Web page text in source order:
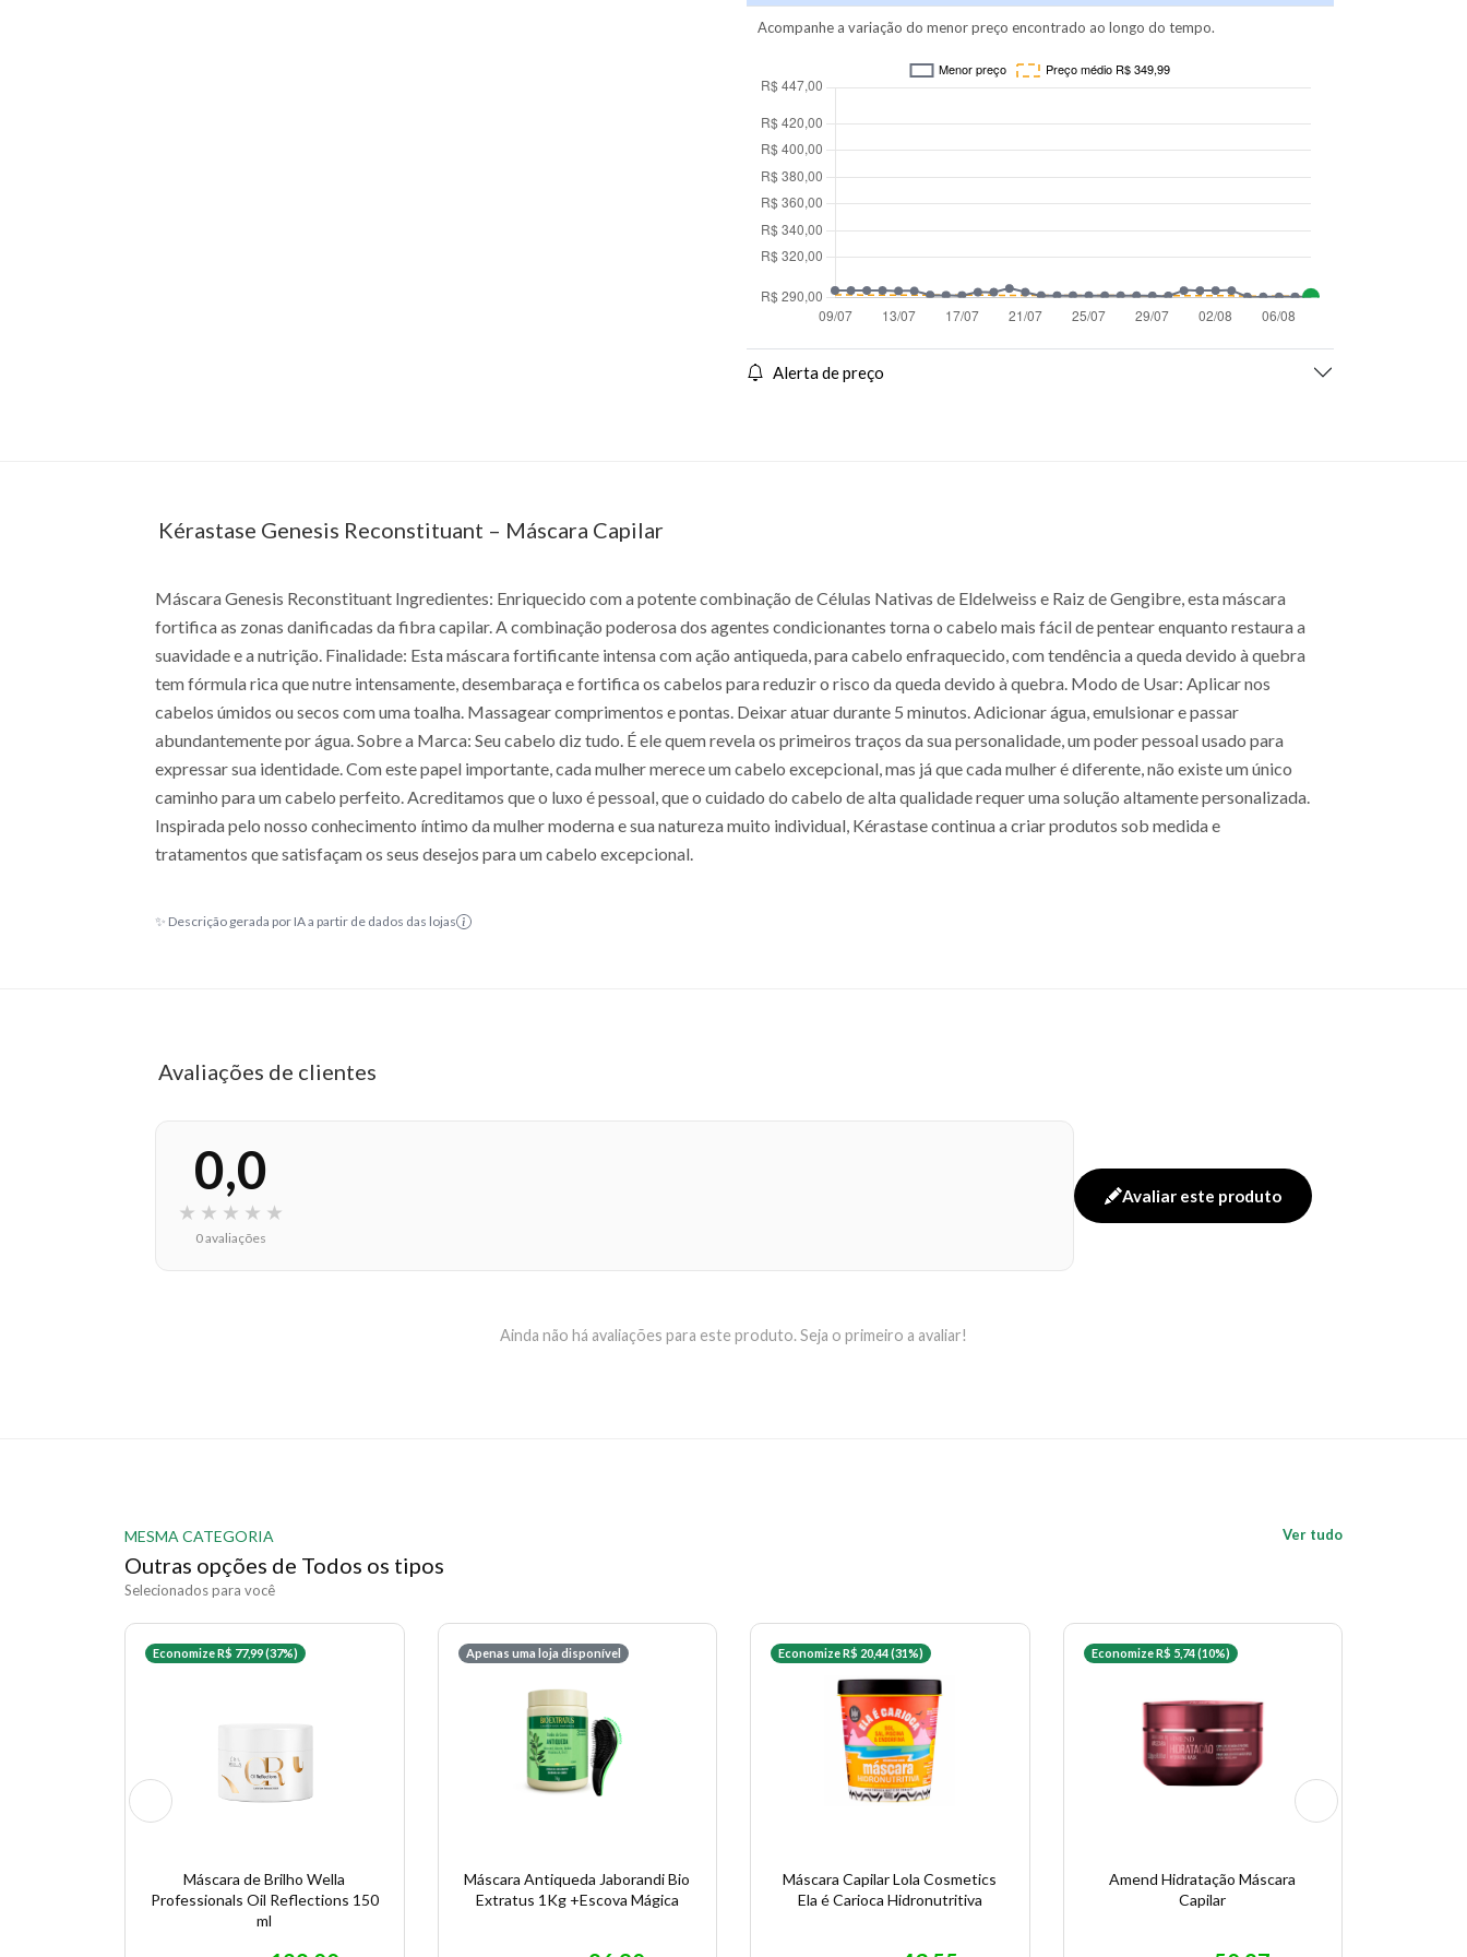
Acompanhe a variação do menor preço encontrado ao longo do tempo.
Alerta de preço
Kérastase Genesis Reconstituant – Máscara Capilar
Máscara Genesis Reconstituant Ingredientes: Enriquecido com a potente combinação de Células Nativas de Eldelweiss e Raiz de Gengibre, esta máscara
fortifica as zonas danificadas da fibra capilar. A combinação poderosa dos agentes condicionantes torna o cabelo mais fácil de pentear enquanto restaura a
suavidade e a nutrição. Finalidade: Esta máscara fortificante intensa com ação antiqueda, para cabelo enfraquecido, com tendência a queda devido à quebra
tem fórmula rica que nutre intensamente, desembaraça e fortifica os cabelos para reduzir o risco da queda devido à quebra. Modo de Usar: Aplicar nos
cabelos úmidos ou secos com uma toalha. Massagear comprimentos e pontas. Deixar atuar durante 5 minutos. Adicionar água, emulsionar e passar
abundantemente por água. Sobre a Marca: Seu cabelo diz tudo. É ele quem revela os primeiros traços da sua personalidade, um poder pessoal usado para
expressar sua identidade. Com este papel importante, cada mulher merece um cabelo excepcional, mas já que cada mulher é diferente, não existe um único
caminho para um cabelo perfeito. Acreditamos que o luxo é pessoal, que o cuidado do cabelo de alta qualidade requer uma solução altamente personalizada.
Inspirada pelo nosso conhecimento íntimo da mulher moderna e sua natureza muito individual, Kérastase continua a criar produtos sob medida e
tratamentos que satisfaçam os seus desejos para um cabelo excepcional.
✨ Descrição gerada por IA a partir de dados das lojas
Avaliações de clientes
0,0
★ ★ ★ ★ ★
0 avaliações
Avaliar este produto
Ainda não há avaliações para este produto. Seja o primeiro a avaliar!
MESMA CATEGORIA
Outras opções de Todos os tipos
Selecionados para você
Ver tudo
Economize R$ 77,99 (37%)
Máscara de Brilho Wella
Professionals Oil Reflections 150
ml
Apenas uma loja disponível
Máscara Antiqueda Jaborandi Bio
Extratus 1Kg +Escova Mágica
Economize R$ 20,44 (31%)
Máscara Capilar Lola Cosmetics
Ela é Carioca Hidronutritiva
Economize R$ 5,74 (10%)
Amend Hidratação Máscara
Capilar